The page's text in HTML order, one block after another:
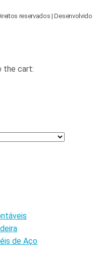
reservados | Desenvolvido
the cart:
de Aço